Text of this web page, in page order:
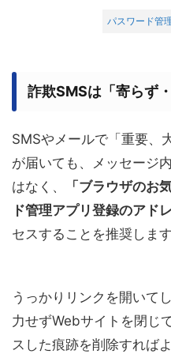
パスワード管
詐欺SMSは「寄らず
SMSやメールで「重要、
が届いても、メッセージ
はなく、
「ブラウザのお
ド管理アプリ登録のアドレ
セスすることを推奨します
うっかりリンクを開いて
力せずWebサイトを閉じ
スした痕跡を削除すれば